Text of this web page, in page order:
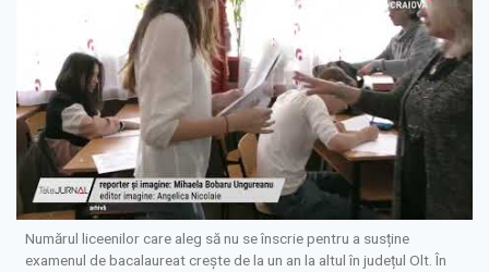
Numărul liceenilor care aleg să nu se înscrie pentru a susține
examenul de bacalaureat crește de la un an la altul în județul Olt. În